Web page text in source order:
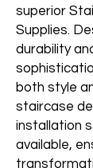
superior
Supplies.
durability
both style
staircase
installation
available,